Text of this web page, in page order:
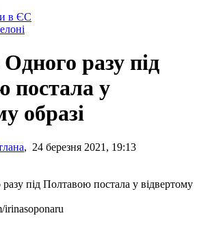
в ЄС
разу під
постала у
образі
, 24 березня 2021, 19:13
irinasoponaru